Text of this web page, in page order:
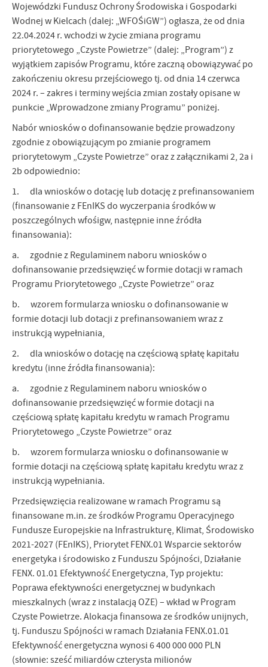
Wojewódzki Fundusz Ochrony Środowiska i Gospodarki
Wodnej w Kielcach (dalej: „WFOŚiGW”) ogłasza, że od dnia
22.04.2024 r. wchodzi w życie zmiana programu
priorytetowego „Czyste Powietrze” (dalej: „Program”) z
wyjątkiem zapisów Programu, które zaczną obowiązywać po
zakończeniu okresu przejściowego tj. od dnia 14 czerwca
2024 r. – zakres i terminy wejścia zmian zostały opisane w
punkcie „Wprowadzone zmiany Programu” poniżej.
Nabór wniosków o dofinansowanie będzie prowadzony
zgodnie z obowiązującym po zmianie programem
priorytetowym „Czyste Powietrze” oraz z załącznikami 2, 2a i
2b odpowiednio:
1. dla wniosków o dotację lub dotację z prefinansowaniem
(finansowanie z FEnIKS do wyczerpania środków w
poszczególnych wfośigw, następnie inne źródła
finansowania):
a. zgodnie z Regulaminem naboru wniosków o
dofinansowanie przedsięwzięć w formie dotacji w ramach
Programu Priorytetowego „Czyste Powietrze” oraz
b. wzorem formularza wniosku o dofinansowanie w
formie dotacji lub dotacji z prefinansowaniem wraz z
instrukcją wypełniania,
2. dla wniosków o dotację na częściową spłatę kapitału
kredytu (inne źródła finansowania):
a. zgodnie z Regulaminem naboru wniosków o
dofinansowanie przedsięwzięć w formie dotacji na
częściową spłatę kapitału kredytu w ramach Programu
Priorytetowego „Czyste Powietrze” oraz
b. wzorem formularza wniosku o dofinansowanie w
formie dotacji na częściową spłatę kapitału kredytu wraz z
instrukcją wypełniania.
Przedsięwzięcia realizowane w ramach Programu są
finansowane m.in. ze środków Programu Operacyjnego
Fundusze Europejskie na Infrastrukturę, Klimat, Środowisko
2021-2027 (FEnIKS), Priorytet FENX.01 Wsparcie sektorów
energetyka i środowisko z Funduszu Spójności, Działanie
FENX. 01.01 Efektywność Energetyczna, Typ projektu:
Poprawa efektywności energetycznej w budynkach
mieszkalnych (wraz z instalacją OZE) – wkład w Program
Czyste Powietrze. Alokacja finansowa ze środków unijnych,
tj. Funduszu Spójności w ramach Działania FENX.01.01
Efektywność energetyczna wynosi 6 400 000 000 PLN
(słownie: sześć miliardów czterysta milionów